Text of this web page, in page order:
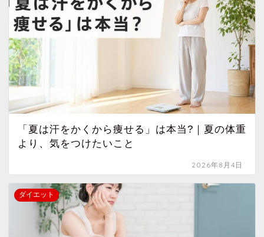
「夏は汗をかくから痩せる」は本当?｜夏の体重
より、気をつけたいこと
2026年8月4日
ダイエット